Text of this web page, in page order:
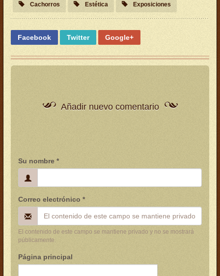
Cachorros Estética Exposiciones
Facebook Twitter Google+
Añadir nuevo comentario
Su nombre *
Correo electrónico *
El contenido de este campo se mantiene privado y no se mostrará
públicamente.
Página principal